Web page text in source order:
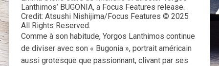
Lanthimos’ BUGONIA, a Focus Features release.
Credit: Atsushi Nishijima/Focus Features © 2025
All Rights Reserved.
Comme à son habitude, Yorgos Lanthimos continue
de diviser avec son « Bugonia », portrait américain
aussi grotesque que passionnant, clivant par ses